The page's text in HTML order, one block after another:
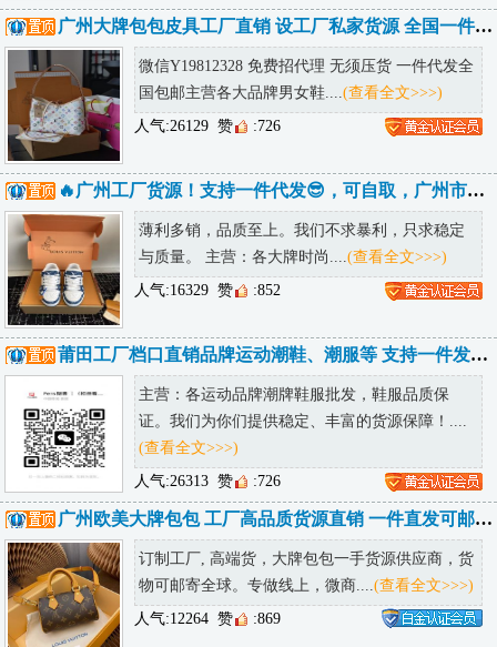
广州大牌包包皮具工厂直销 设工厂私家货源 全国一件代发诚招代理
微信Y19812328 免费招代理 无须压货 一件代发全
国包邮主营各大品牌男女鞋....(查看全文>>>)
人气:26129 赞 :726
🔥广州工厂货源！支持一件代发😎，可自取，广州市内可送货上门
薄利多销，品质至上。我们不求暴利，只求稳定
与质量。 主营：各大牌时尚....(查看全文>>>)
人气:16329 赞 :852
莆田工厂档口直销品牌运动潮鞋、潮服等 支持一件发货 提供精修实拍
主营：各运动品牌潮牌鞋服批发，鞋服品质保
证。我们为你们提供稳定、丰富的货源保障！....
(查看全文>>>)
人气:26313 赞 :726
广州欧美大牌包包 工厂高品质货源直销 一件直发可邮全球
订制工厂, 高端货，大牌包包一手货源供应商，货
物可邮寄全球。专做线上，微商....(查看全文>>>)
人气:12264 赞 :869